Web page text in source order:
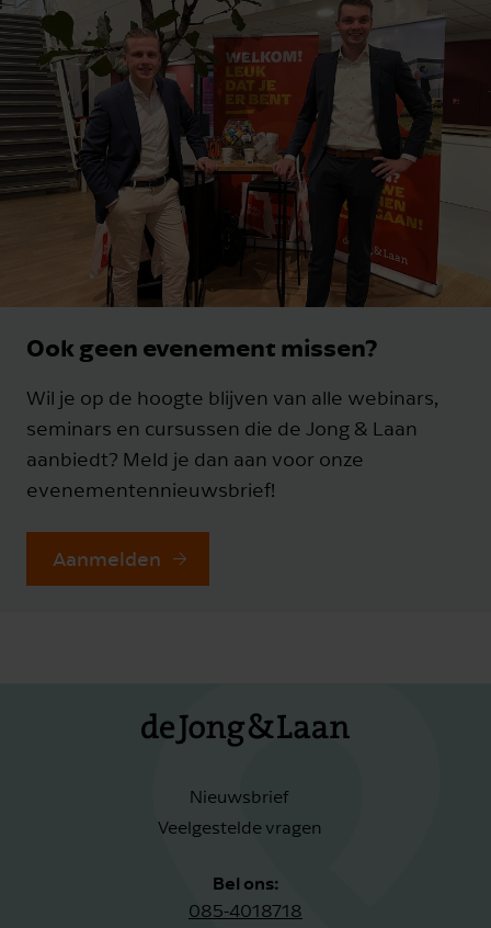
Ook geen evenement missen?
Wil je op de hoogte blijven van alle webinars,
seminars en cursussen die de Jong & Laan
aanbiedt? Meld je dan aan voor onze
evenementennieuwsbrief!
Aanmelden
Nieuwsbrief
Veelgestelde vragen
Bel ons:
085-4018718